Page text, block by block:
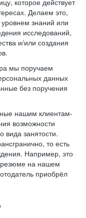
которое действует
Делаем это,
знаний или
исследований,
и/или создания
мы поручаем
данных
без поручения
нашим клиентам-
возможности
вида занятости.
то есть
Например, это
резюме на нашем
приобрёл